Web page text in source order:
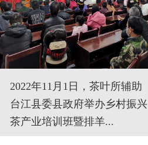
2022年11月1日，茶叶所辅助
台江县委县政府举办乡村振兴
茶产业培训班暨排羊...